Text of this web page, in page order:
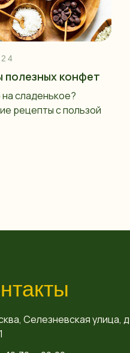
полезных конфет
сладенькое?
рецепты с пользой
Селезневская улица,